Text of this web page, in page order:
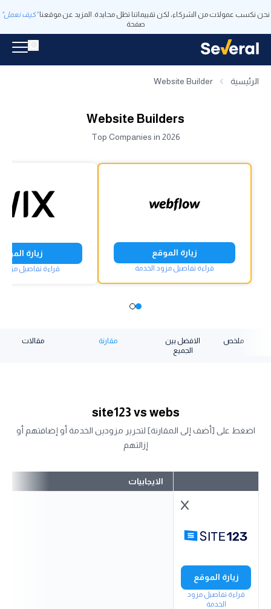
نحن نكسب عمولات من الشركاء، لكن تقييماتنا تظل محايدة. المزيد عن موقعنا "كيف نعمل"
صفحة
الرئيسية Website Builder
Website Builders
Top Companies in 2026
زيارة الموقع
قراءة تفاصيل مزود الخدمة
زيارة
قراءة تفاصيل مزود
ملخص
الافضل بين
الجميع
مقارنة مقالات
site123 vs webs
اضغط على [أضف إلى المقارنة] لتحرير مزودين الخدمة أو إضافتهم أو
إزالتهم
زيارة الموقع
قراءة تفاصيل مزود
الخدمة
الايجابيات